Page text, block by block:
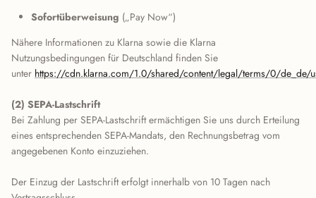
Sofortüberweisung („Pay Now“)
Nähere Informationen zu Klarna sowie die Klarna
Nutzungsbedingungen für Deutschland finden Sie
unter https://cdn.klarna.com/1.0/shared/content/legal/terms/0/de_de/
(2) SEPA-Lastschrift
Bei Zahlung per SEPA-Lastschrift ermächtigen Sie uns durch Erteilung
eines entsprechenden SEPA-Mandats, den Rechnungsbetrag vom
angegebenen Konto einzuziehen.
Der Einzug der Lastschrift erfolgt innerhalb von 10 Tagen nach